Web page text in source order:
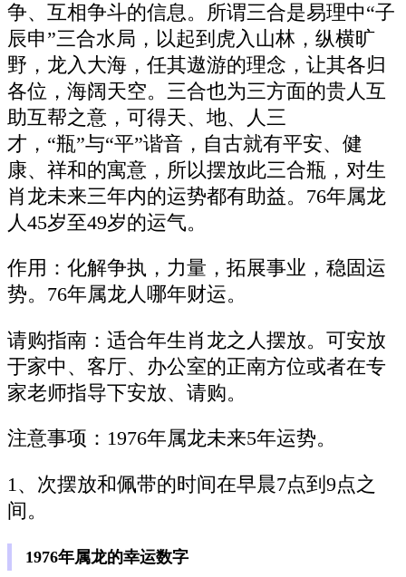
争、互相争斗的信息。所谓三合是易理中“子
辰申”三合水局，以起到虎入山林，纵横旷
野，龙入大海，任其遨游的理念，让其各归
各位，海阔天空。三合也为三方面的贵人互
助互帮之意，可得天、地、人三
才，“瓶”与“平”谐音，自古就有平安、健
康、祥和的寓意，所以摆放此三合瓶，对生
肖龙未来三年内的运势都有助益。76年属龙
人45岁至49岁的运气。
作用：化解争执，力量，拓展事业，稳固运
势。76年属龙人哪年财运。
请购指南：适合年生肖龙之人摆放。可安放
于家中、客厅、办公室的正南方位或者在专
家老师指导下安放、请购。
注意事项：1976年属龙未来5年运势。
1、次摆放和佩带的时间在早晨7点到9点之
间。
1976年属龙的幸运数字